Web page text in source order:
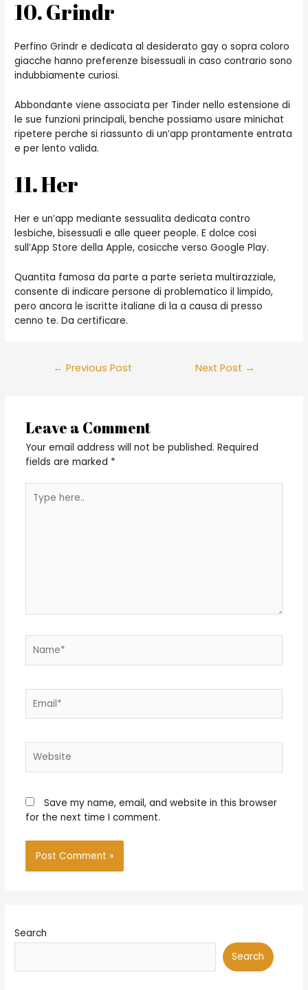
10. Grindr
Perfino Grindr e dedicata al desiderato gay o sopra coloro
giacche hanno preferenze bisessuali in caso contrario sono
indubbiamente curiosi.
Abbondante viene associata per Tinder nello estensione di
le sue funzioni principali, benche possiamo usare minichat
ripetere perche si riassunto di un’app prontamente entrata
e per lento valida.
11. Her
Her e un’app mediante sessualita dedicata contro
lesbiche, bisessuali e alle queer people. E dolce cosi
sull’App Store della Apple, cosicche verso Google Play.
Quantita famosa da parte a parte serieta multirazziale,
consente di indicare persone di problematico il limpido,
pero ancora le iscritte italiane di la a causa di presso
cenno te. Da certificare.
← Previous Post Next Post →
Leave a Comment
Your email address will not be published. Required
fields are marked *
here..
Save my name, email, and website in this browser
for the next time I comment.
Search
Search